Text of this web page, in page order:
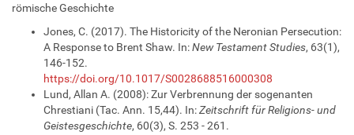
römische Geschichte
Jones, C. (2017). The Historicity of the Neronian Persecution:
A Response to Brent Shaw. In:New Testament Studies, 63(1),
146-152.
https://doi.org/10.1017/S0028688516000308
Lund, Allan A. (2008): Zur Verbrennung der sogenanten
Chrestiani (Tac. Ann. 15,44). In:Zeitschrift für Religions- und
Geistesgeschichte, 60(3), S. 253 - 261.